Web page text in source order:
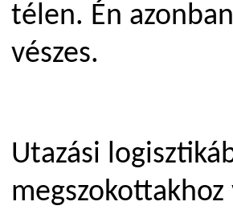
télen. Én
vészes.
Utazási